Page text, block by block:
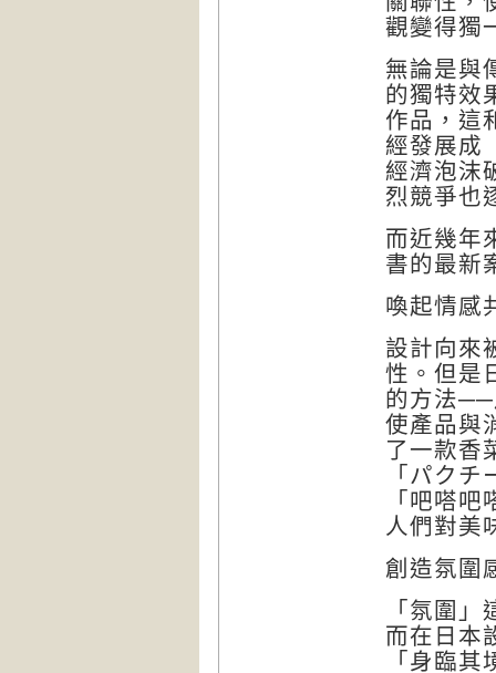
觀變得獨
無論是與
的獨特效
作品，這
經發展成
經濟泡沫
烈競爭也
而近幾年
書的最新
喚起情感
設計向來
性。但是
的方法──
使產品與
了一款香
「パク
「吧嗒
人們對美
創造氛圍
「氛圍
而在日本
「身臨